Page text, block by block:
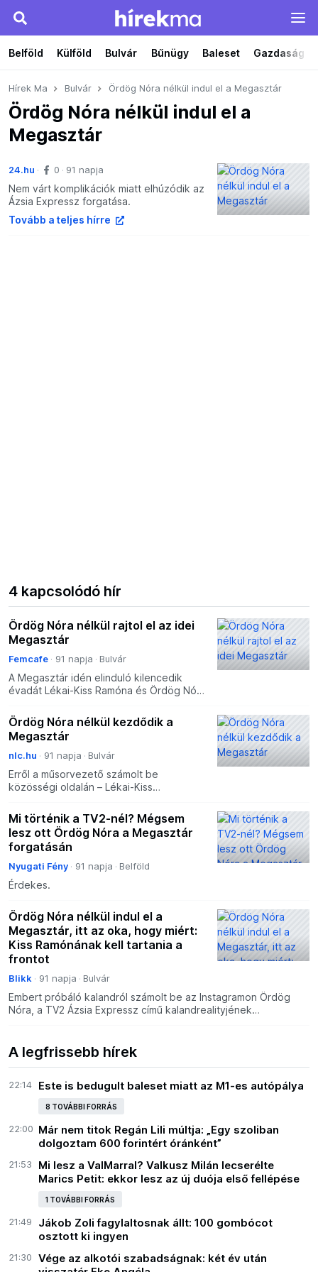
Belföld Külföld Bulvár Bűnügy Baleset Gazdaság
Hírek Ma Bulvár Ördög Nóra nélkül indul el a Megasztár
Ördög Nóra nélkül indul el a
Megasztár
24.hu 0 91 napja
Nem várt komplikációk miatt elhúzódik az
Ázsia Expressz forgatása.
Tovább a teljes hírre
4 kapcsolódó hír
Ördög Nóra nélkül rajtol el az idei
Megasztár
Femcafe 91 napja Bulvár
A Megasztár idén elinduló kilencedik
évadát Lékai-Kiss Ramóna és Ördög Nóra
kiderült, hogy a tehetségkutató első
adásaiban még nem fogna
Ördög Nóra nélkül kezdődik a
Megasztár
nlc.hu 91 napja Bulvár
Erről a műsorvezető számolt be
közösségi oldalán – Lékai-Kiss
Mi történik a TV2-nél? Mégsem
lesz ott Ördög Nóra a Megasztár
forgatásán
Nyugati Fény 91 napja Belföld
Érdekes.
Ördög Nóra nélkül indul el a
Megasztár, itt az oka, hogy miért:
Kiss Ramónának kell tartania a
frontot
Blikk 91 napja Bulvár
Embert próbáló kalandról számolt be az Instagramon Ördög
Nóra, a TV2 Ázsia Expressz című kalandrealityjének
A legfrissebb hírek
22:14 Este is bedugult baleset miatt az M1-es autópálya
8 TOVÁBBI FORRÁS
22:00 Már nem titok Regán Lili múltja: „Egy szoliban
dolgoztam 600 forintért óránként”
21:53
Mi lesz a ValMarral? Valkusz Milán lecserélte
Marics Petit: ekkor lesz az új duója első fellépése
1 TOVÁBBI FORRÁS
21:49
Jákob Zoli fagylaltosnak állt: 100 gombócot
osztott ki ingyen
21:30
Vége az alkotói szabadságnak: két év után